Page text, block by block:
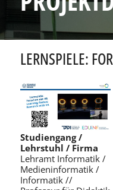
LERNSPIELE:
Studiengang /
Lehrstuhl / Firma
Lehramt Informatik /
Medieninformatik /
Informatik //